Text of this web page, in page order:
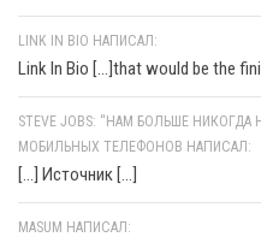
LINK IN BIO НАПИСАЛ:
Link In Bio [...]that would be the
STEVE JOBS: “НАМ БОЛЬШЕ
МОБИЛЬНЫХ ТЕЛЕФОНОВ НАПИСАЛ:
[…] Источник […]
MASUM НАПИСАЛ: